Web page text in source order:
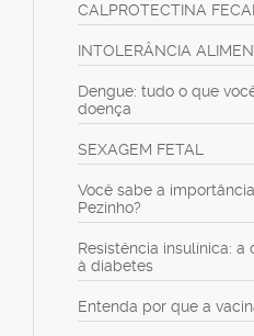
CALPROTECTINA
INTOLERÂNCIA
Dengue: tudo o que
doença
SEXAGEM FETAL
Você sabe a
Pezinho?
Resistência insulínica:
à diabetes
Entenda por que a